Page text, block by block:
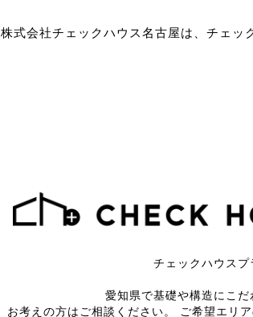
株式会社チェックハウス名古屋は、チェッ
チェックハウスプ
愛知県で基礎や構造にこだ
お考えの方はご相談ください。
ご希望エリ